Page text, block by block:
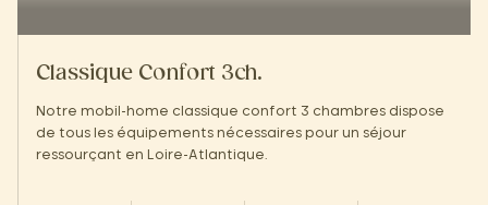
Classique Confort 3ch.
Notre mobil-home classique confort 3 chambres dispose
de tous les équipements nécessaires pour un séjour
ressourçant en Loire-Atlantique.